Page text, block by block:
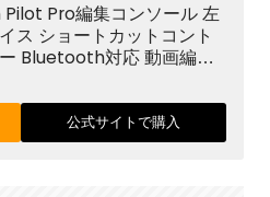
Pilot Pro編集コンソール 左
ス ショートカットコント
Bluetooth対応 動画編集
ーラー ダイヤル付き カス
ジョイスティック搭載 複
ン切替 Premiere Pro DaV
Final Cut Pro Photos
公式サイトで購入